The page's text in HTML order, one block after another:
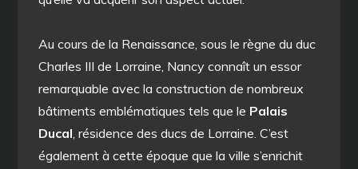
Au cours de la Renaissance, sous le règne du duc
Charles III de Lorraine, Nancy connaît un essor
remarquable avec la construction de nombreux
bâtiments emblématiques tels que le Palais
Ducal, résidence des ducs de Lorraine. C’est
également à cette époque que la ville s’enrichit